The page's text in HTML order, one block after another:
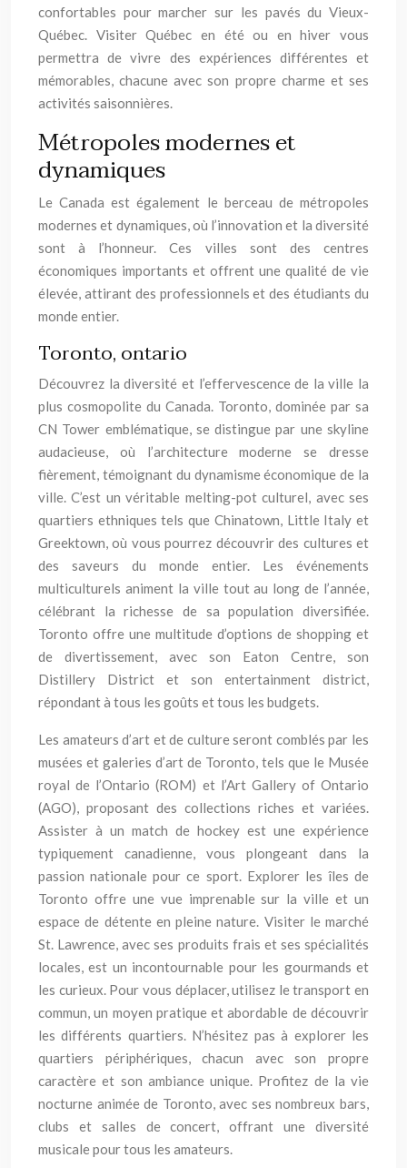
confortables pour marcher sur les pavés du Vieux-
Québec. Visiter Québec en été ou en hiver vous
permettra de vivre des expériences différentes et
mémorables, chacune avec son propre charme et ses
activités saisonnières.
Métropoles modernes et
dynamiques
Le Canada est également le berceau de métropoles
modernes et dynamiques, où l’innovation et la diversité
sont à l’honneur. Ces villes sont des centres
économiques importants et offrent une qualité de vie
élevée, attirant des professionnels et des étudiants du
monde entier.
Toronto, ontario
Découvrez la diversité et l’effervescence de la ville la
plus cosmopolite du Canada. Toronto, dominée par sa
CN Tower emblématique, se distingue par une skyline
audacieuse, où l’architecture moderne se dresse
fièrement, témoignant du dynamisme économique de la
ville. C’est un véritable melting-pot culturel, avec ses
quartiers ethniques tels que Chinatown, Little Italy et
Greektown, où vous pourrez découvrir des cultures et
des saveurs du monde entier. Les événements
multiculturels animent la ville tout au long de l’année,
célébrant la richesse de sa population diversifiée.
Toronto offre une multitude d’options de shopping et
de divertissement, avec son Eaton Centre, son
Distillery District et son entertainment district,
répondant à tous les goûts et tous les budgets.
Les amateurs d’art et de culture seront comblés par les
musées et galeries d’art de Toronto, tels que le Musée
royal de l’Ontario (ROM) et l’Art Gallery of Ontario
(AGO), proposant des collections riches et variées.
Assister à un match de hockey est une expérience
typiquement canadienne, vous plongeant dans la
passion nationale pour ce sport. Explorer les îles de
Toronto offre une vue imprenable sur la ville et un
espace de détente en pleine nature. Visiter le marché
St. Lawrence, avec ses produits frais et ses spécialités
locales, est un incontournable pour les gourmands et
les curieux. Pour vous déplacer, utilisez le transport en
commun, un moyen pratique et abordable de découvrir
les différents quartiers. N’hésitez pas à explorer les
quartiers périphériques, chacun avec son propre
caractère et son ambiance unique. Profitez de la vie
nocturne animée de Toronto, avec ses nombreux bars,
clubs et salles de concert, offrant une diversité
musicale pour tous les amateurs.